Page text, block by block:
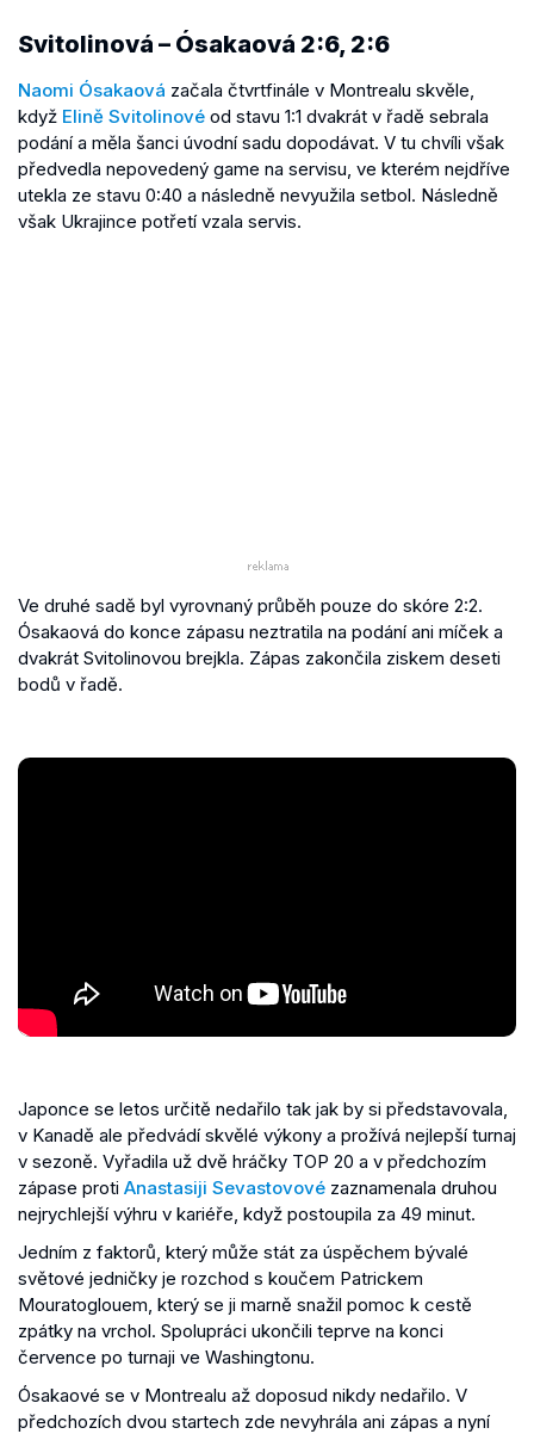
Svitolinová – Ósakaová 2:6, 2:6
Naomi Ósakaová začala čtvrtfinále v Montrealu skvěle,
když Elině Svitolinové od stavu 1:1 dvakrát v řadě sebrala
podání a měla šanci úvodní sadu dopodávat. V tu chvíli však
předvedla nepovedený game na servisu, ve kterém nejdříve
utekla ze stavu 0:40 a následně nevyužila setbol. Následně
však Ukrajince potřetí vzala servis.
Ve druhé sadě byl vyrovnaný průběh pouze do skóre 2:2.
Ósakaová do konce zápasu neztratila na podání ani míček a
dvakrát Svitolinovou brejkla. Zápas zakončila ziskem deseti
bodů v řadě.
Japonce se letos určitě nedařilo tak jak by si představovala,
v Kanadě ale předvádí skvělé výkony a prožívá nejlepší turnaj
v sezoně. Vyřadila už dvě hráčky TOP 20 a v předchozím
zápase proti Anastasiji Sevastovové zaznamenala druhou
nejrychlejší výhru v kariéře, když postoupila za 49 minut.
Jedním z faktorů, který může stát za úspěchem bývalé
světové jedničky je rozchod s koučem Patrickem
Mouratoglouem, který se ji marně snažil pomoc k cestě
zpátky na vrchol. Spolupráci ukončili teprve na konci
července po turnaji ve Washingtonu.
Ósakaové se v Montrealu až doposud nikdy nedařilo. V
předchozích dvou startech zde nevyhrála ani zápas a nyní